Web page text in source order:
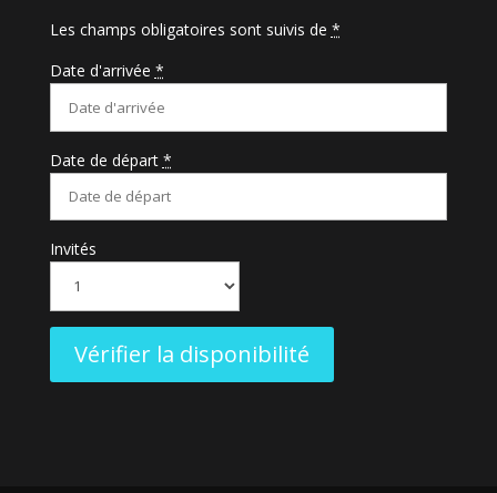
Les champs obligatoires sont suivis de *
Date d'arrivée *
Date de départ *
Invités